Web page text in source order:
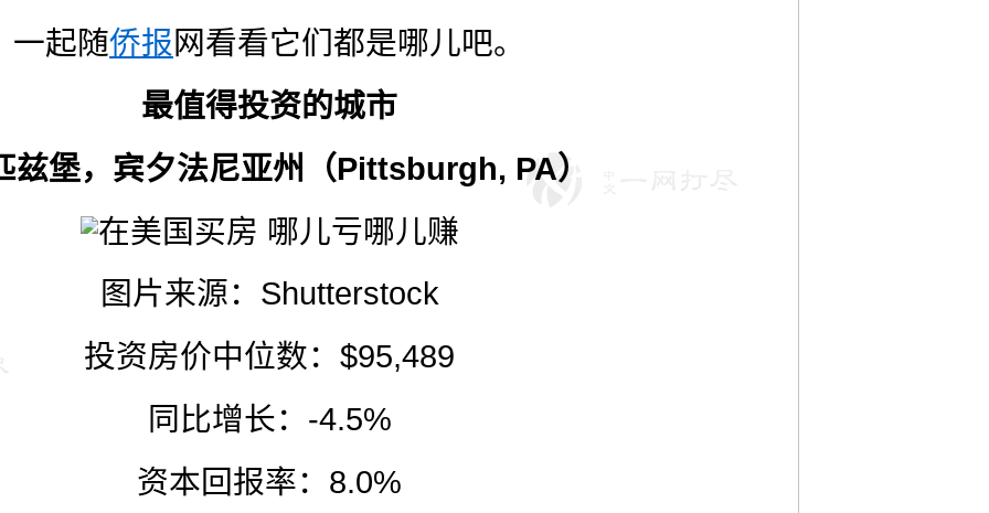
一起随侨报网看看它们都是哪儿吧。
最值得投资的城市
兹堡，宾夕法尼亚州（Pittsburgh, PA）
图片来源：Shutterstock
投资房价中位数：$95,489
同比增长：-4.5%
资本回报率：8.0%